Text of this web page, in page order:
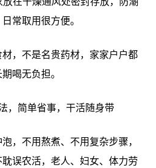
常取用很方便。
，不是名贵药材，家家户户都
喝无负担。
，简单省事，干活随身带
，不用熬煮、不用复杂步骤，
误农活，老人、妇女、体力劳